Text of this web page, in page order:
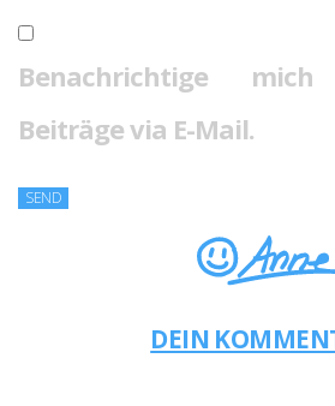
Benachrichtige
Beiträge via E-Mail.
DEIN